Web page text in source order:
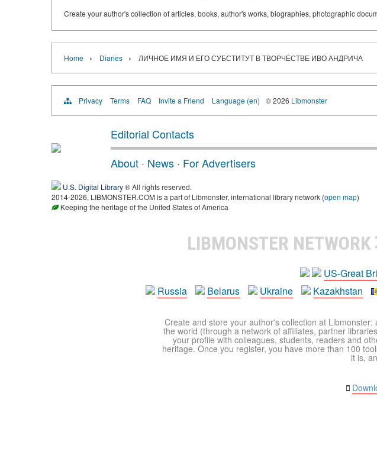
Create your author's collection of articles, books, author's works, biographies, photographic
Home › Diaries › ЛИЧНОЕ ИМЯ И ЕГО СУБСТИТУТ В ТВОРЧЕСТВЕ ИВО АНДРИЧА
Privacy Terms FAQ Invite a Friend Language (en) © 2026 Libmonster
Editorial Contacts
About · News · For Advertisers
U.S. Digital Library® All rights reserved.
2014-2026, LIBMONSTER.COM is a part of Libmonster, international library network (open map)
Keeping the heritage of the United States of America
LIBMONSTER NETWORK
US-Great
Russia
Belarus Ukraine Kazakhstan
Create and store your author's collection at
the world (through a network of affiliates, partner
your profile with colleagues, students, readers and
heritage. Once you register, you have more than 100
it is,